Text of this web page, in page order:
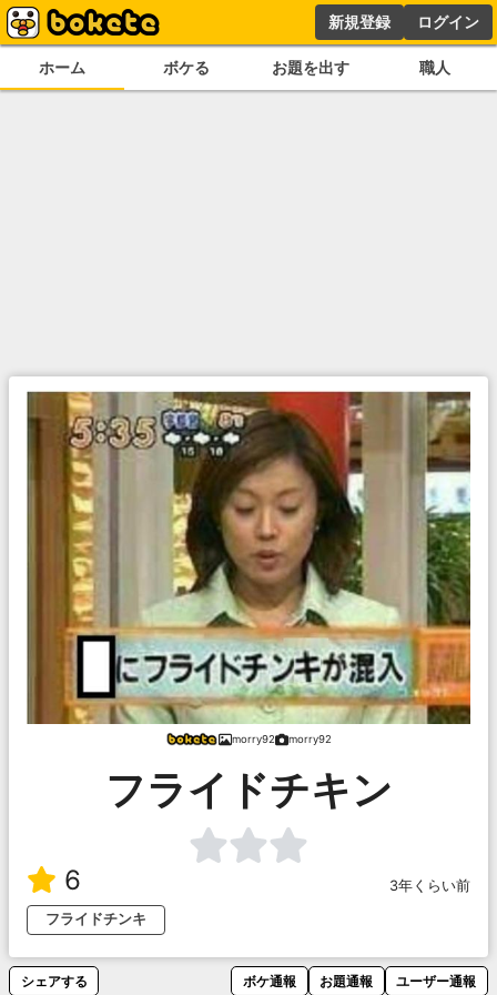
新規登録 ログイン
ホーム ボケる お題を出す 職人
morry92 morry92
フライドチキン
6
3年くらい前
フライドチンキ
シェアする ボケ通報 お題通報 ユーザー通報